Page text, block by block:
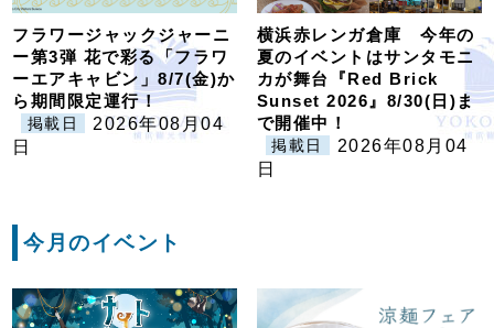
フラワージャックジャーニ
ー第3弾 花で彩る「フラワ
ーエアキャビン」8/7(金)か
ら期間限定運行！
掲載日
2026年08月04
日
横浜赤レンガ倉庫 今年の
夏のイベントはサンタモニ
カが舞台『Red Brick
Sunset 2026』8/30(日)ま
で開催中！
掲載日
2026年08月04
日
今月のイベント